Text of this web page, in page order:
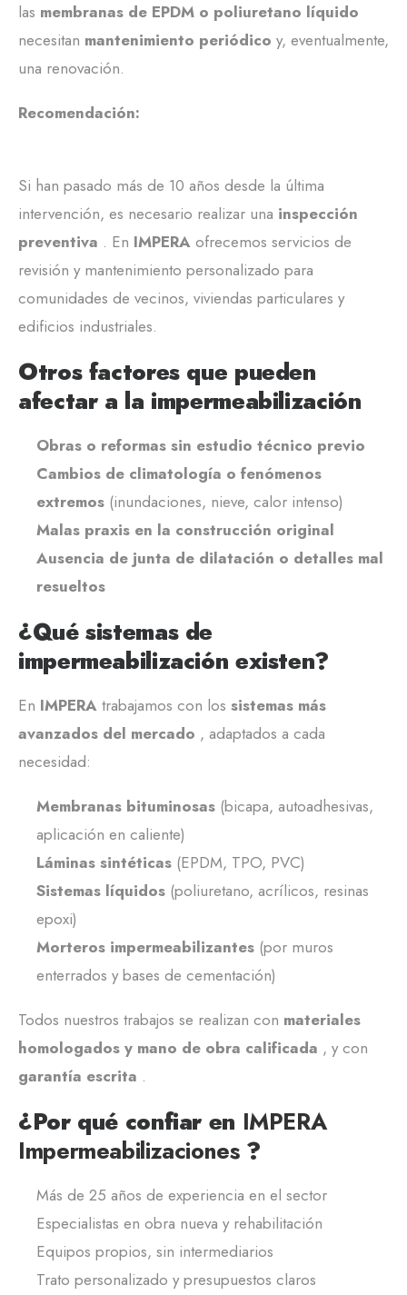
las membranas de EPDM o poliuretano líquido
necesitan mantenimiento periódico y, eventualmente,
una renovación.
Recomendación:
Si han pasado más de 10 años desde la última
intervención, es necesario realizar una inspección
preventiva . En IMPERA ofrecemos servicios de
revisión y mantenimiento personalizado para
comunidades de vecinos, viviendas particulares y
edificios industriales.
Otros factores que pueden
afectar a la impermeabilización
Obras o reformas sin estudio técnico previo
Cambios de climatología o fenómenos
extremos (inundaciones, nieve, calor intenso)
Malas praxis en la construcción original
Ausencia de junta de dilatación o detalles mal
resueltos
¿Qué sistemas de
impermeabilización existen?
En IMPERA trabajamos con los sistemas más
avanzados del mercado , adaptados a cada
necesidad:
Membranas bituminosas (bicapa, autoadhesivas,
aplicación en caliente)
Láminas sintéticas (EPDM, TPO, PVC)
Sistemas líquidos (poliuretano, acrílicos, resinas
epoxi)
Morteros impermeabilizantes (por muros
enterrados y bases de cementación)
Todos nuestros trabajos se realizan con materiales
homologados y mano de obra calificada , y con
garantía escrita .
¿Por qué confiar en IMPERA
Impermeabilizaciones?
Más de 25 años de experiencia en el sector
Especialistas en obra nueva y rehabilitación
Equipos propios, sin intermediarios
Trato personalizado y presupuestos claros